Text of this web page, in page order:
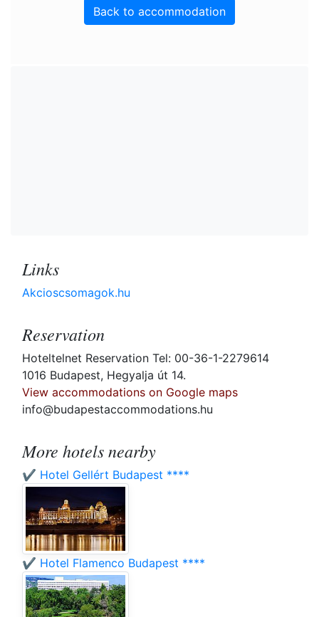
Back to accommodation
Links
Akcioscsomagok.hu
Reservation
Hoteltelnet Reservation Tel: 00-36-1-2279614
1016 Budapest, Hegyalja út 14.
View accommodations on Google maps
info@budapestaccommodations.hu
More hotels nearby
✔️ Hotel Gellért Budapest ****
✔️ Hotel Flamenco Budapest ****